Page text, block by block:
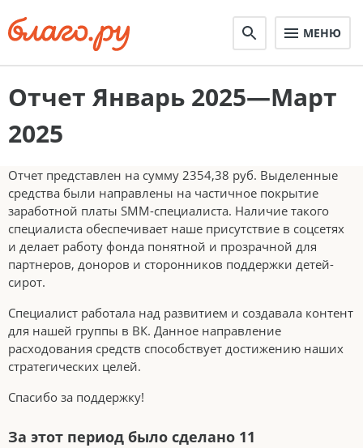
МЕНЮ
Отчет Январь 2025—Март
2025
Отчет представлен на сумму 2354,38 руб. Выделенные
средства были направлены на частичное покрытие
заработной платы SMM-специалиста. Наличие такого
специалиста обеспечивает наше присутствие в соцсетях
и делает работу фонда понятной и прозрачной для
партнеров, доноров и сторонников поддержки детей-
сирот.
Специалист работала над развитием и создавала контент
для нашей группы в ВК. Данное направление
расходования средств способствует достижению наших
стратегических целей.
Спасибо за поддержку!
За этот период было сделано 11